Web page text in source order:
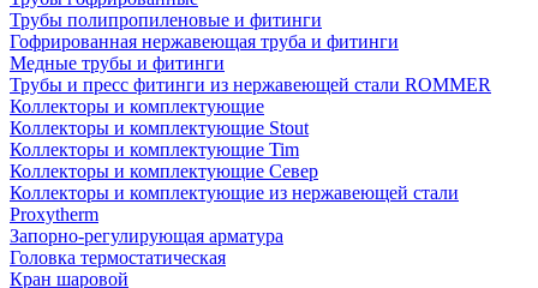
Трубы полипропиленовые и фитинги
Гофрированная нержавеющая труба и фитинги
Медные трубы и фитинги
Трубы и пресс фитинги из нержавеющей стали ROMMER
Коллекторы и комплектующие
Коллекторы и комплектующие Stout
Коллекторы и комплектующие Tim
Коллекторы и комплектующие Север
Коллекторы и комплектующие из нержавеющей стали
Proxytherm
Запорно-регулирующая арматура
Головка термостатическая
Кран шаровой